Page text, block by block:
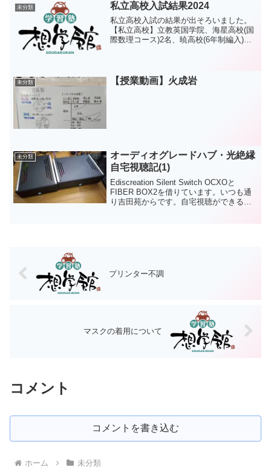
は正しく入力していたものの、予期せぬ
エ...
未分類 私立高校入試結果2024
私立高校入試の結果が出そろいました。
【私立高校】立教英国学院、海星高校(国
際数理コース)2名、暁高校(6年制編入)、
校後期入試...
未分類 【授業動画】火成岩
未分類
オーディオグレードハブ・光絶縁
自宅視聴記(1)
Ediscreation Silent Switch OCXOと
FIBER BOX2を借りています。いつも通
り吉田苑からです。自宅視聴ができるの
プリンター不調
マスクの着用について
コメント
コメントを書き込む
ホーム 未分類